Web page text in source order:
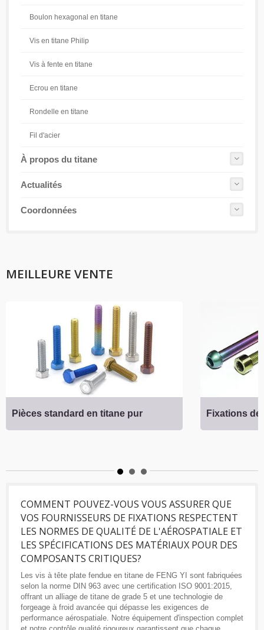
Boulon hexagonal en titane
Vis en titane Philip
Vis à fente en titane
Ecrou en titane
Rondelle en titane
Fil d'acier
À propos du titane
Actualités
Coordonnées
MEILLEURE VENTE
Pièces standard en titane pur Fixations de
COMMENT POUVEZ-VOUS VOUS ASSURER QUE
VOS FOURNISSEURS DE FIXATIONS RESPECTENT
LES NORMES DE QUALITÉ DE L'AÉROSPATIALE ET
LES SPÉCIFICATIONS DES MATÉRIAUX POUR DES
COMPOSANTS CRITIQUES?
Les vis à tête plate fendue en titane de FENG YI sont fabriquées
selon la norme DIN 963 avec une certification ISO 9001:2015,
offrant un alliage de titane de grade 5 et une technologie de
forgeage à froid avancée qui dépasse les exigences de
performance aérospatiale. Notre équipement d'inspection complet